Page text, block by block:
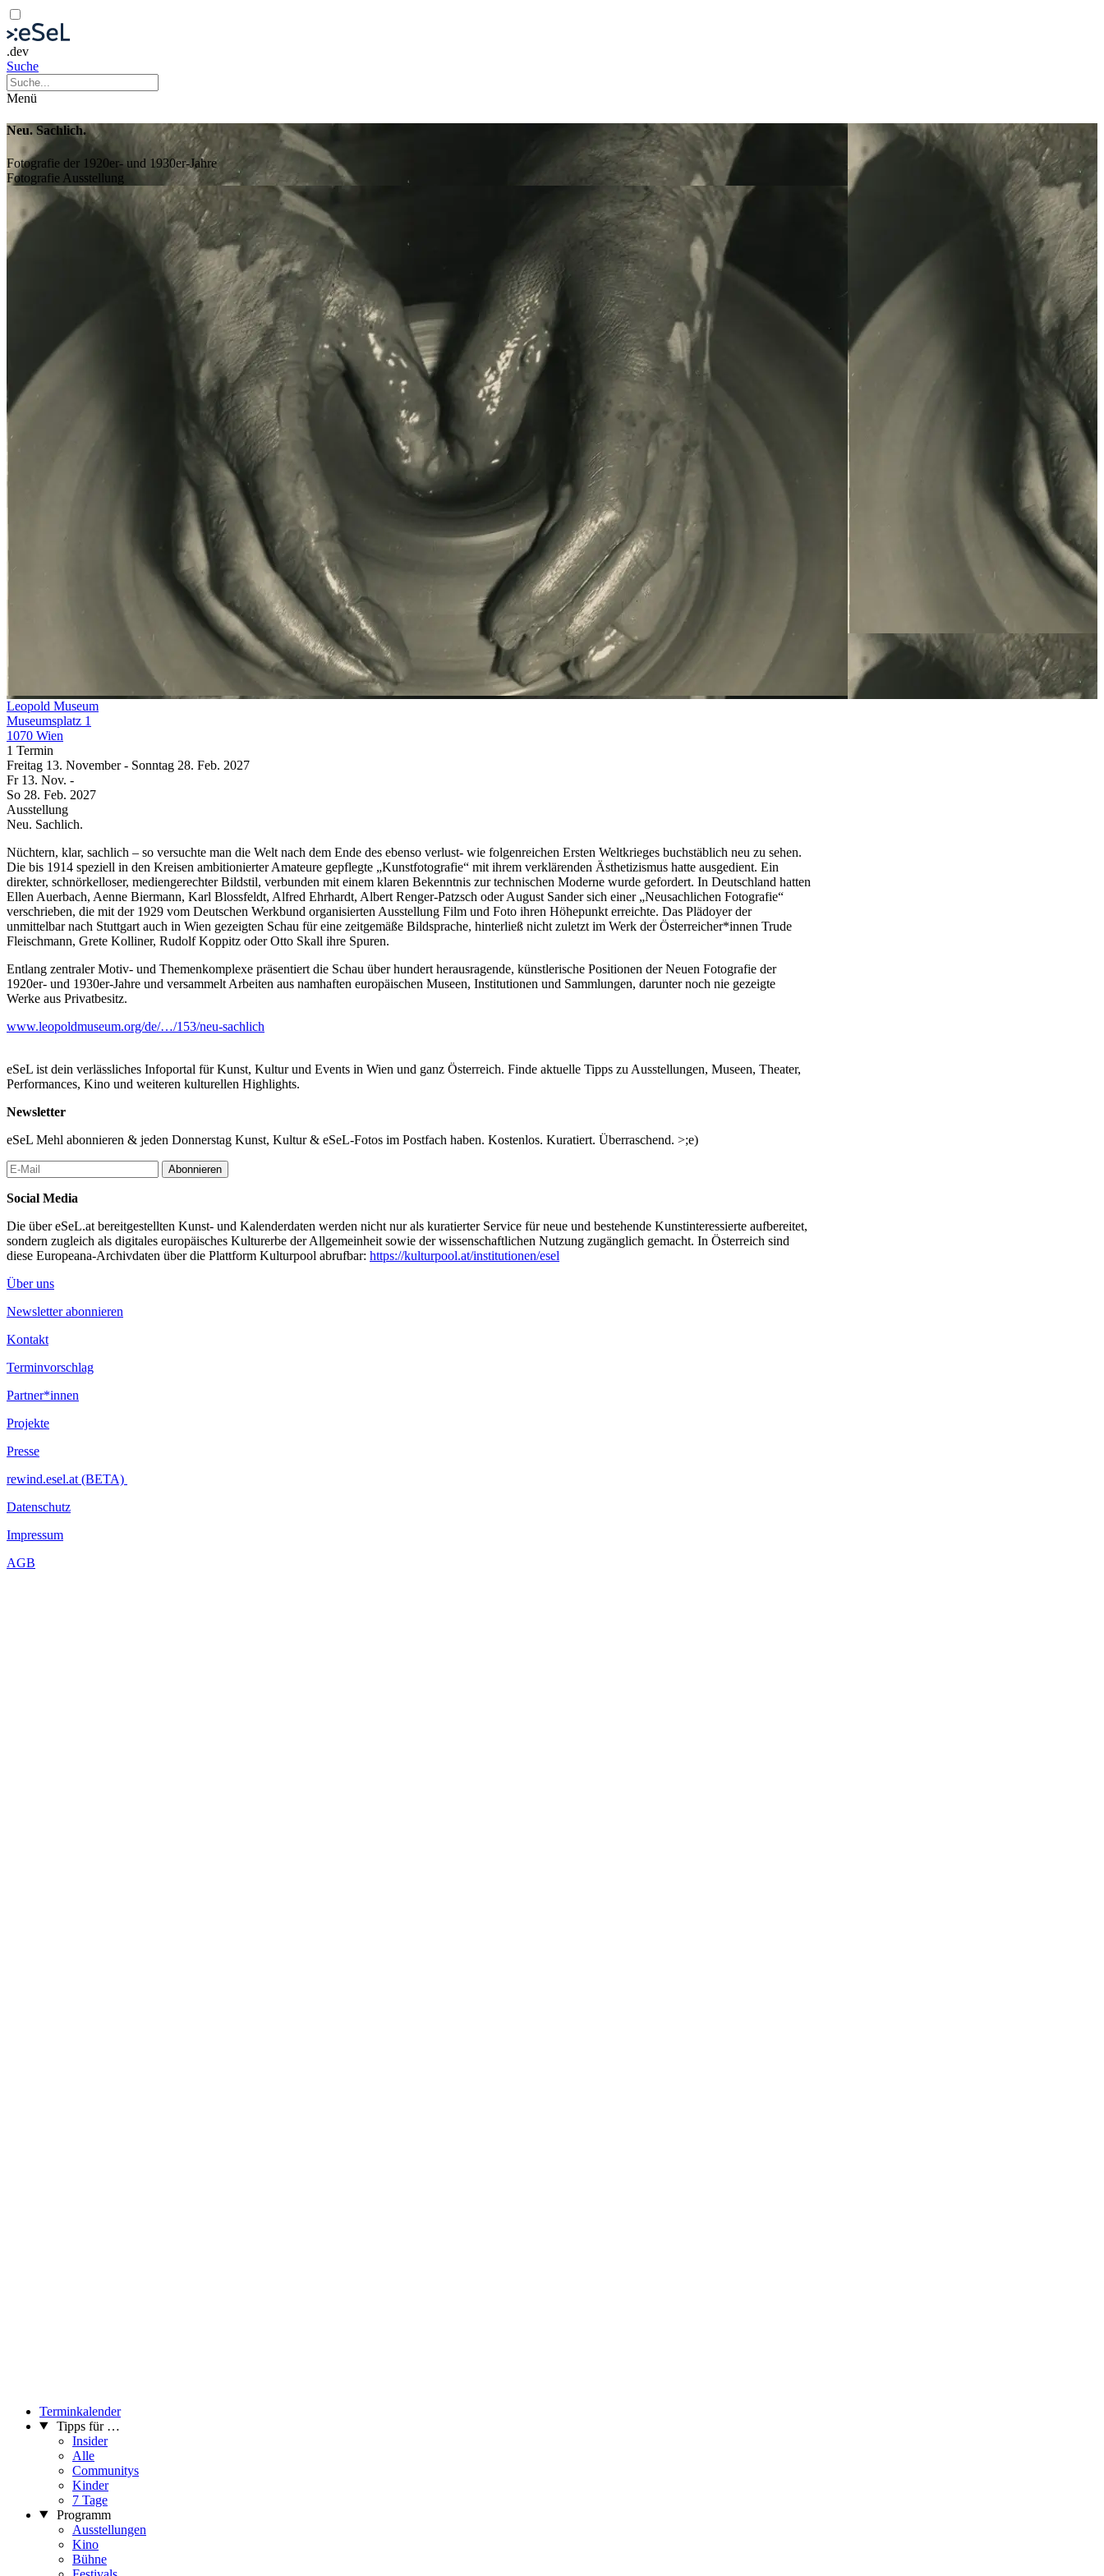
.dev
Suche
Menü
Neu. Sachlich.
Fotografie der 1920er- und 1930er-Jahre
Fotografie Ausstellung
Leopold Museum
Museumsplatz 1
1070 Wien
1 Termin
Freitag 13. November- Sonntag 28. Feb. 2027
Fr 13. Nov. -
So 28. Feb. 2027
Ausstellung
Neu. Sachlich.
Nüchtern, klar, sachlich – so versuchte man die Welt nach dem Ende des ebenso verlust- wie folgenreichen Ersten Weltkrieges buchstäblich neu zu sehen.
Die bis 1914 speziell in den Kreisen ambitionierter Amateure gepflegte „Kunstfotografie“ mit ihrem verklärenden Ästhetizismus hatte ausgedient. Ein
direkter, schnörkelloser, mediengerechter Bildstil, verbunden mit einem klaren Bekenntnis zur technischen Moderne wurde gefordert. In Deutschland hatten
Ellen Auerbach, Aenne Biermann, Karl Blossfeldt, Alfred Ehrhardt, Albert Renger-Patzsch oder August Sander sich einer „Neusachlichen Fotografie“
verschrieben, die mit der 1929 vom Deutschen Werkbund organisierten Ausstellung Film und Foto ihren Höhepunkt erreichte. Das Plädoyer der
unmittelbar nach Stuttgart auch in Wien gezeigten Schau für eine zeitgemäße Bildsprache, hinterließ nicht zuletzt im Werk der Österreicher*innen Trude
Fleischmann, Grete Kolliner, Rudolf Koppitz oder Otto Skall ihre Spuren.
Entlang zentraler Motiv- und Themenkomplexe präsentiert die Schau über hundert herausragende, künstlerische Positionen der Neuen Fotografie der
1920er- und 1930er-Jahre und versammelt Arbeiten aus namhaften europäischen Museen, Institutionen und Sammlungen, darunter noch nie gezeigte
Werke aus Privatbesitz.
www.leopoldmuseum.org/de/…/153/neu-sachlich
eSeL ist dein verlässliches Infoportal für Kunst, Kultur und Events in Wien und ganz Österreich. Finde aktuelle Tipps zu Ausstellungen, Museen, Theater,
Performances, Kino und weiteren kulturellen Highlights.
Newsletter
eSeL Mehl abonnieren & jeden Donnerstag Kunst, Kultur & eSeL-Fotos im Postfach haben. Kostenlos. Kuratiert. Überraschend. >;e)
Abonnieren
Social Media
Die über eSeL.at bereitgestellten Kunst- und Kalenderdaten werden nicht nur als kuratierter Service für neue und bestehende Kunstinteressierte aufbereitet,
sondern zugleich als digitales europäisches Kulturerbe der Allgemeinheit sowie der wissenschaftlichen Nutzung zugänglich gemacht. In Österreich sind
diese Europeana-Archivdaten über die Plattform Kulturpool abrufbar: https://kulturpool.at/institutionen/esel
Über uns
Newsletter abonnieren
Kontakt
Terminvorschlag
Partner*innen
Projekte
Presse
rewind.esel.at (BETA)
Datenschutz
Impressum
AGB
Terminkalender
Tipps für …
Insider
Alle
Communitys
Kinder
7 Tage
Programm
Ausstellungen
Kino
Bühne